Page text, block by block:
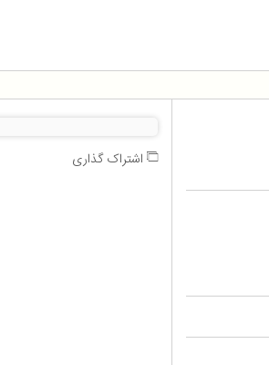
اشتراک گذاری